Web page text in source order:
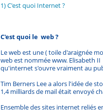
1) C'est quoi Internet ?
C'est quoi le web ?
Le web est une ( toile d'araignée
web est nommée www. Elisabeth
qu'internet s'ouvre vraiment au
Tim Berners Lee a alors l'idée de
1,4 milliards de mail était envoyé
Ensemble des sites internet reliés